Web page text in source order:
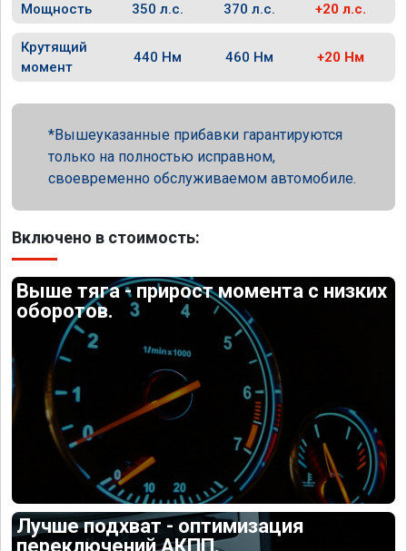
Мощность 350 л.с. 370 л.с. +20 л.с.
Крутящий
момент
440 Нм 460 Нм +20 Нм
Вышеуказанные прибавки гарантируются
только на полностью исправном,
своевременно обслуживаемом автомобиле.
Включено в стоимость:
Выше тяга - прирост момента с низких
оборотов.
Лучше подхват - оптимизация
переключений АКПП.